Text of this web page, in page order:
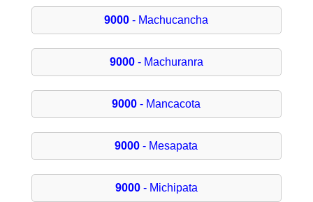
9000 - Machucancha
9000- Machuranra
9000 - Mancacota
9000 - Mesapata
9000- Michipata